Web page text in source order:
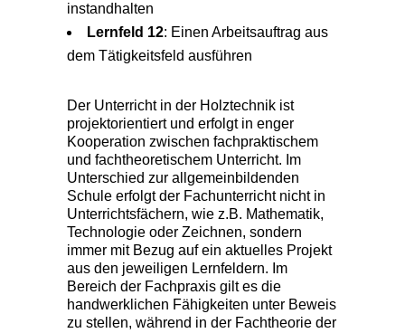
instandhalten
Lernfeld 12: Einen Arbeitsauftrag aus
dem Tätigkeitsfeld ausführen
Der Unterricht in der Holztechnik ist
projektorientiert und erfolgt in enger
Kooperation zwischen fachpraktischem
und fachtheoretischem Unterricht. Im
Unterschied zur allgemeinbildenden
Schule erfolgt der Fachunterricht nicht in
Unterrichtsfächern, wie z.B. Mathematik,
Technologie oder Zeichnen, sondern
immer mit Bezug auf ein aktuelles Projekt
aus den jeweiligen Lernfeldern. Im
Bereich der Fachpraxis gilt es die
handwerklichen Fähigkeiten unter Beweis
zu stellen, während in der Fachtheorie der